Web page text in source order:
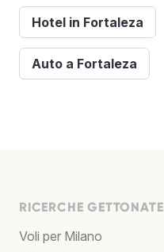
Hotel in Fortaleza
Auto a Fortaleza
RICERCHE GETTONATE
Voli per Milano